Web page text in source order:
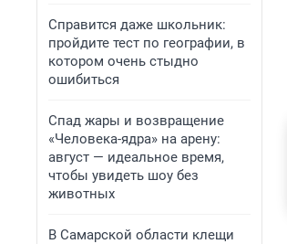
Справится даже школьник:
пройдите тест по географии, в
котором очень стыдно
ошибиться
Спад жары и возвращение
«Человека-ядра» на арену:
август — идеальное время,
чтобы увидеть шоу без
животных
В Самарской области клещи